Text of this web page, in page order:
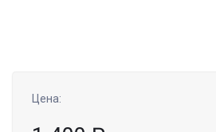
Цена: